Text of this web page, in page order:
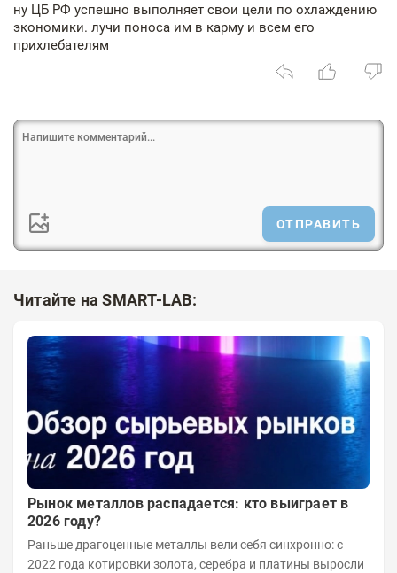
ну ЦБ РФ успешно выполняет свои цели по охлаждению
экономики. лучи поноса им в карму и всем его
прихлебателям
ОТПРАВИТЬ
Читайте на SMART-LAB:
Рынок металлов распадается: кто выиграет в
2026 году?
Раньше драгоценные металлы вели себя синхронно: с
2022 года котировки золота, серебра и платины выросли